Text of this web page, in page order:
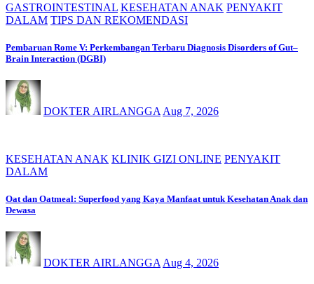
GASTROINTESTINAL KESEHATAN ANAK PENYAKIT
DALAM TIPS DAN REKOMENDASI
Pembaruan Rome V: Perkembangan Terbaru Diagnosis Disorders of Gut–
Brain Interaction (DGBI)
DOKTER AIRLANGGA Aug 7, 2026
KESEHATAN ANAK KLINIK GIZI ONLINE PENYAKIT
DALAM
Oat dan Oatmeal: Superfood yang Kaya Manfaat untuk Kesehatan Anak dan
Dewasa
DOKTER AIRLANGGA Aug 4, 2026